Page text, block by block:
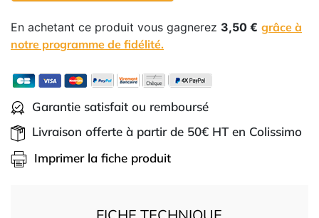
En achetant ce produit vous gagnerez 3,50 € grâce à
notre programme de fidélité.
Garantie satisfait ou remboursé
Livraison offerte à partir de 50€ HT en Colissimo
Imprimer la fiche produit